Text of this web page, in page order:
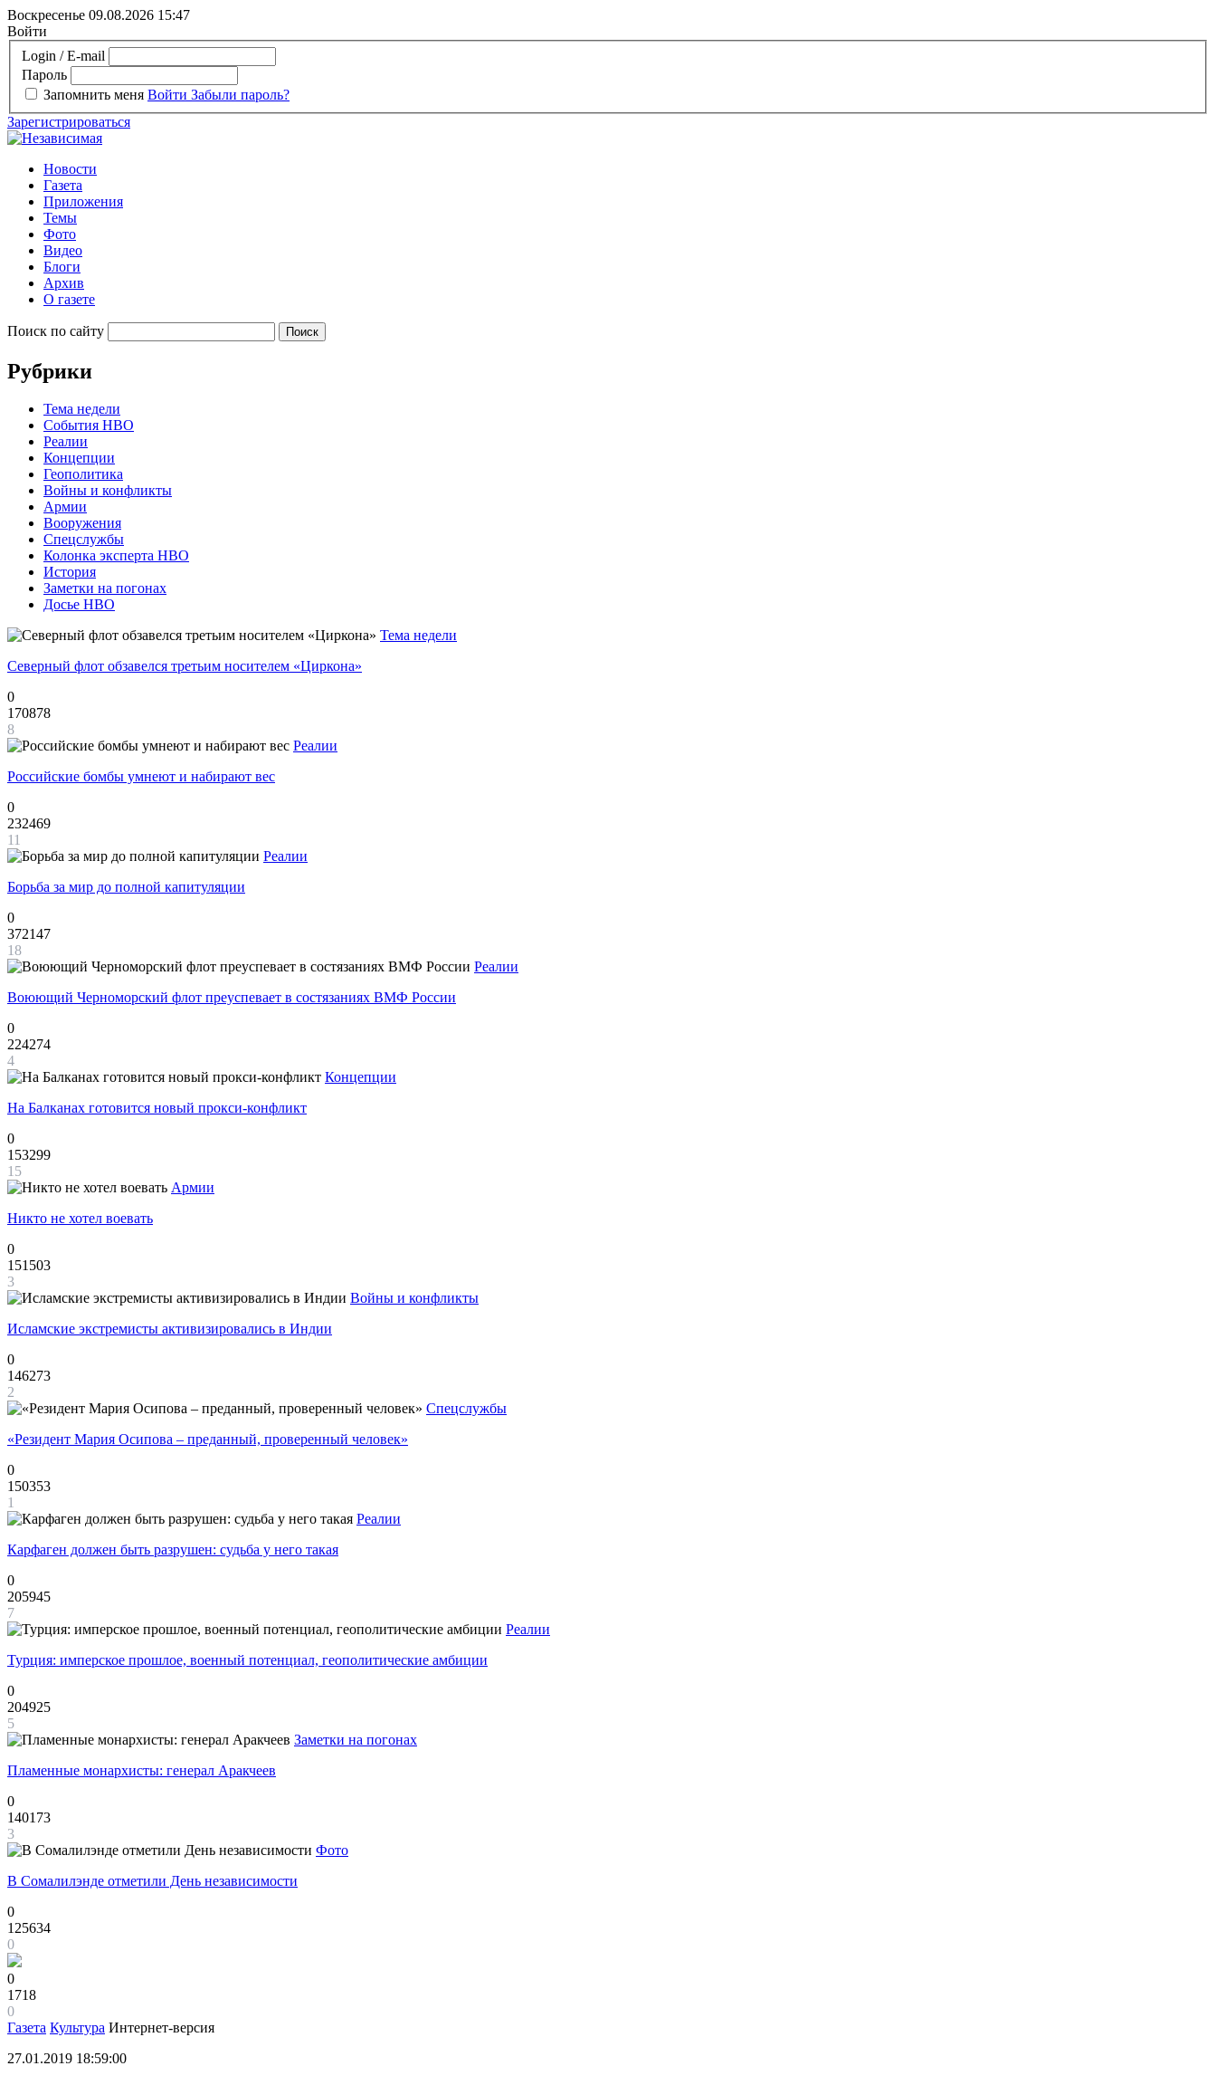
Воскресенье 09.08.2026 15:47
Войти
Login / E-mail
Пароль
Запомнить меня Войти Забыли пароль?
Зарегистрироваться
Новости
Газета
Приложения
Темы
Фото
Видео
Блоги
Архив
О газете
Поиск по сайту
Рубрики
Тема недели
События НВО
Реалии
Концепции
Геополитика
Войны и конфликты
Армии
Вооружения
Спецслужбы
Колонка эксперта НВО
История
Заметки на погонах
Досье НВО
Тема недели
Северный флот обзавелся третьим носителем «Циркона»
0
170878
8
Реалии
Российские бомбы умнеют и набирают вес
0
232469
11
Реалии
Борьба за мир до полной капитуляции
0
372147
18
Реалии
Воюющий Черноморский флот преуспевает в состязаниях ВМФ России
0
224274
4
Концепции
На Балканах готовится новый прокси-конфликт
0
153299
15
Армии
Никто не хотел воевать
0
151503
3
Войны и конфликты
Исламские экстремисты активизировались в Индии
0
146273
2
Спецслужбы
«Резидент Мария Осипова – преданный, проверенный человек»
0
150353
1
Реалии
Карфаген должен быть разрушен: судьба у него такая
0
205945
7
Реалии
Турция: имперское прошлое, военный потенциал, геополитические амбиции
0
204925
5
Заметки на погонах
Пламенные монархисты: генерал Аракчеев
0
140173
3
Фото
В Сомалилэнде отметили День независимости
0
125634
0
0
1718
0
Газета Культура Интернет-версия
27.01.2019 18:59:00